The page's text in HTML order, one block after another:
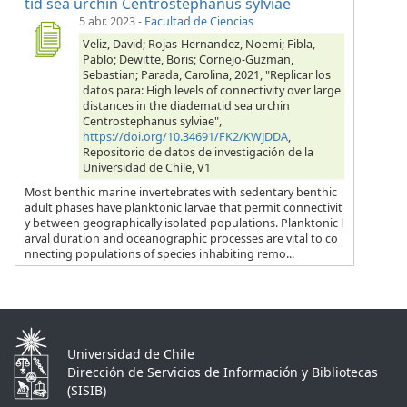
5 abr. 2023- Facultad de Ciencias
Veliz, David; Rojas-Hernandez, Noemi; Fibla,
Pablo; Dewitte, Boris; Cornejo-Guzman,
Sebastian; Parada, Carolina, 2021, "Replicar los
datos para: High levels of connectivity over large
distances in the diadematid sea urchin
Centrostephanus sylviae",
https://doi.org/10.34691/FK2/KWJDDA,
Repositorio de datos de investigación de la
Universidad de Chile, V1
Most benthic marine invertebrates with sedentary benthic
adult phases have planktonic larvae that permit connectivit
y between geographically isolated populations. Planktonic l
arval duration and oceanographic processes are vital to co
nnecting populations of species inhabiting remo...
Universidad de Chile
Dirección de Servicios de Información y Bibliotecas
(SISIB)